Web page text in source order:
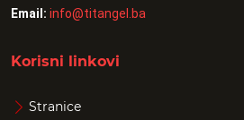
Email: info@titangel.ba
Korisni linkovi
Stranice